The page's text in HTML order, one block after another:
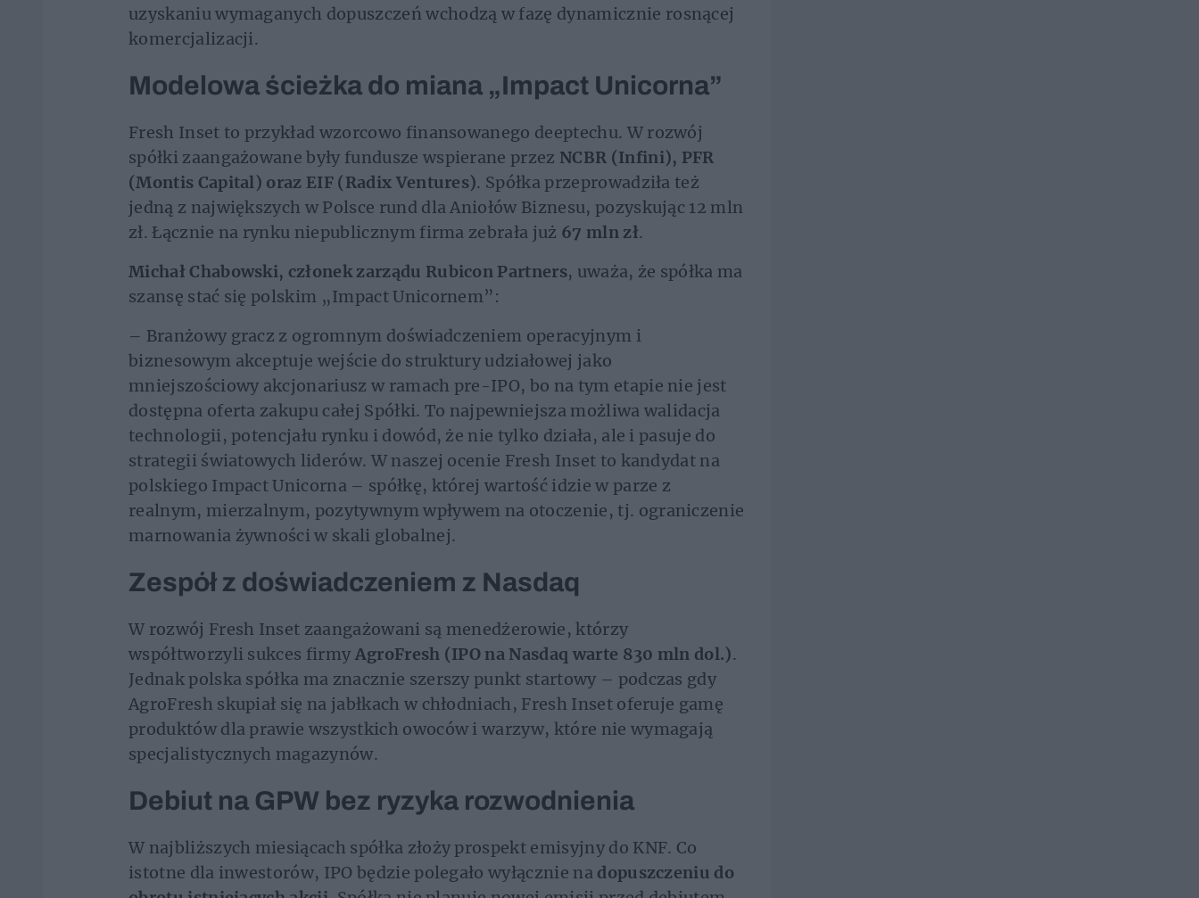
uzyskaniu wymaganych dopuszczeń wchodzą w fazę dynamicznie rosnącej
komercjalizacji.
Modelowa ścieżka do miana „Impact Unicorna”
Fresh Inset to przykład wzorcowo finansowanego deeptechu. W rozwój
spółki zaangażowane były fundusze wspierane przez NCBR (Infini), PFR
(Montis Capital) oraz EIF (Radix Ventures). Spółka przeprowadziła też
jedną z największych w Polsce rund dla Aniołów Biznesu, pozyskując 12 mln
zł. Łącznie na rynku niepublicznym firma zebrała już 67 mln zł.
Michał Chabowski, członek zarządu Rubicon Partners, uważa, że spółka ma
szansę stać się polskim „Impact Unicornem”:
– Branżowy gracz z ogromnym doświadczeniem operacyjnym i
biznesowym akceptuje wejście do struktury udziałowej jako
mniejszościowy akcjonariusz w ramach pre-IPO, bo na tym etapie nie jest
dostępna oferta zakupu całej Spółki. To najpewniejsza możliwa walidacja
technologii, potencjału rynku i dowód, że nie tylko działa, ale i pasuje do
strategii światowych liderów. W naszej ocenie Fresh Inset to kandydat na
polskiego Impact Unicorna – spółkę, której wartość idzie w parze z
realnym, mierzalnym, pozytywnym wpływem na otoczenie, tj. ograniczenie
marnowania żywności w skali globalnej.
Zespół z doświadczeniem z Nasdaq
W rozwój Fresh Inset zaangażowani są menedżerowie, którzy
współtworzyli sukces firmy AgroFresh (IPO na Nasdaq warte 830 mln dol.).
Jednak polska spółka ma znacznie szerszy punkt startowy – podczas gdy
AgroFresh skupiał się na jabłkach w chłodniach, Fresh Inset oferuje gamę
produktów dla prawie wszystkich owoców i warzyw, które nie wymagają
specjalistycznych magazynów.
Debiut na GPW bez ryzyka rozwodnienia
W najbliższych miesiącach spółka złoży prospekt emisyjny do KNF. Co
istotne dla inwestorów, IPO będzie polegało wyłącznie na dopuszczeniu do